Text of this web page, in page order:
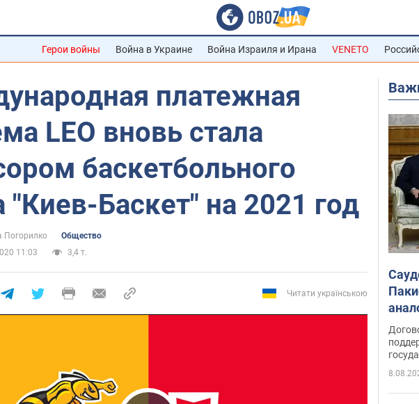
Герои войны Война в Украине Война Израиля и Ирана VENETO
платежная
LEO вновь стала
баскетбольного
"Киев-Баскет" на 2021 год
Погорилко
Общество
11:03
3,4 т.
Читати українською